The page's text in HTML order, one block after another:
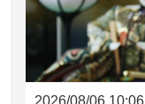
2026/08/06 10:06